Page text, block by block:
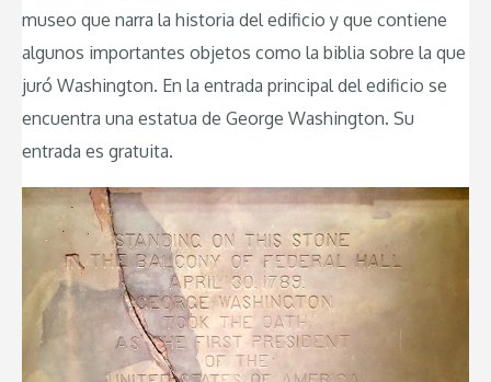
museo que narra la historia del edificio y que contiene
algunos importantes objetos como la biblia sobre la que
juró Washington. En la entrada principal del edificio se
encuentra una estatua de George Washington. Su
entrada es gratuita.